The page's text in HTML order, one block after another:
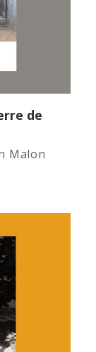
de
Malon